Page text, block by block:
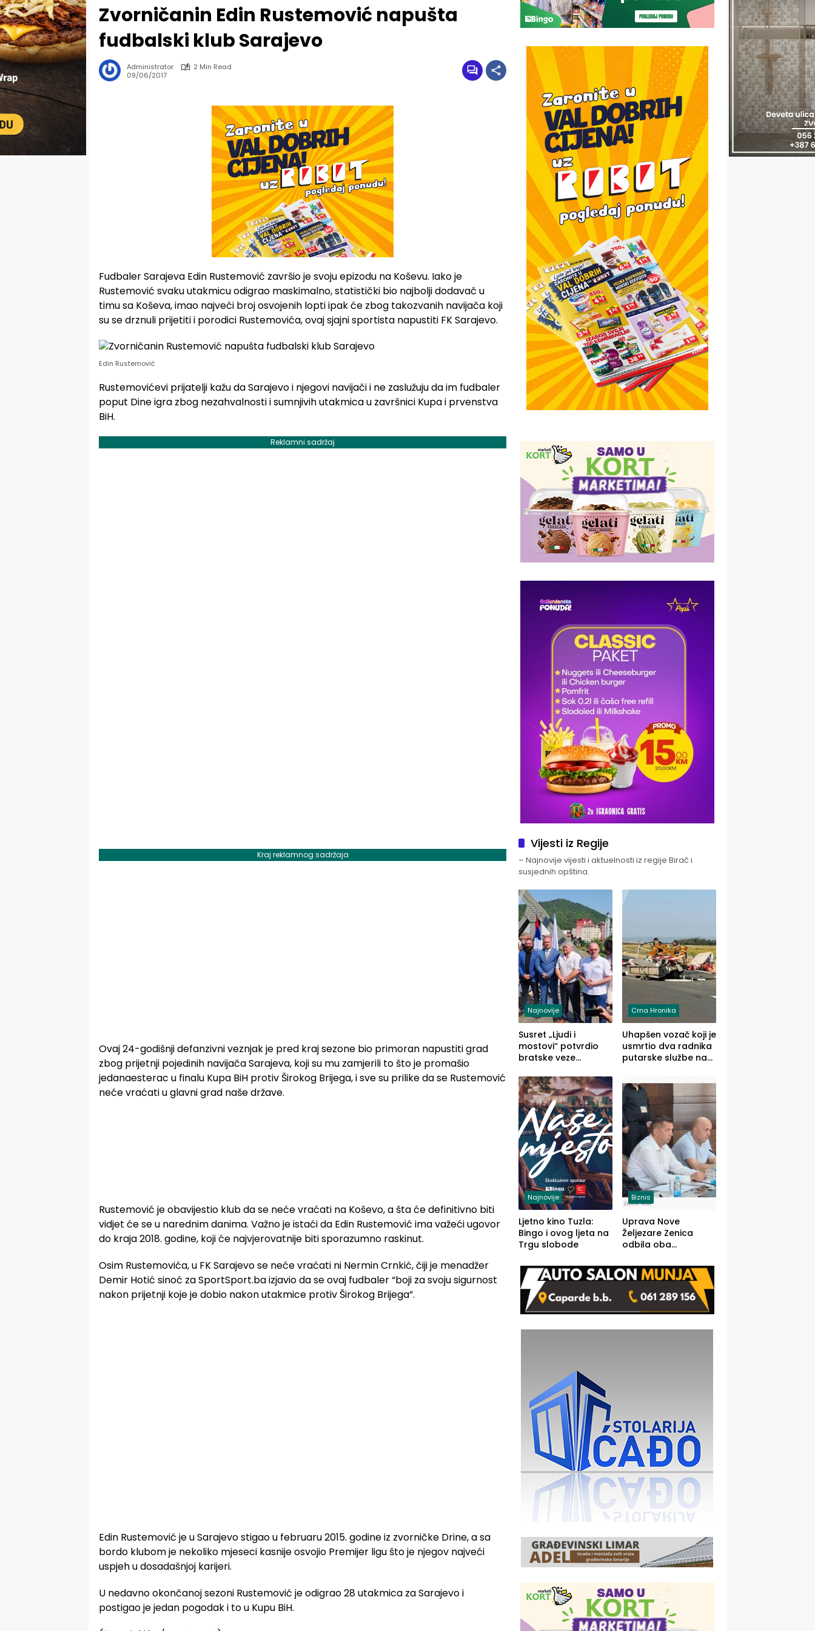
Zvorničanin Edin Rustemović napušta
fudbalski klub Sarajevo
Administrator
2 Min Read
09/06/2017
Fudbaler Sarajeva Edin Rustemović završio je svoju epizodu na Koševu. Iako je
Rustemović svaku utakmicu odigrao maskimalno, statistički bio najbolji dodavač u
timu sa Koševa, imao najveći broj osvojenih lopti ipak će zbog takozvanih navijača koji
su se drznuli prijetiti i porodici Rustemovića, ovaj sjajni sportista napustiti FK Sarajevo.
Edin Rustemović
Rustemovićevi prijatelji kažu da Sarajevo i njegovi navijači i ne zaslužuju da im fudbaler
poput Dine igra zbog nezahvalnosti i sumnjivih utakmica u završnici Kupa i prvenstva
BiH.
Reklamni sadržaj
Kraj reklamnog sadržaja
Ovaj 24-godišnji defanzivni veznjak je pred kraj sezone bio primoran napustiti grad
zbog prijetnji pojedinih navijača Sarajeva, koji su mu zamjerili to što je promašio
jedanaesterac u finalu Kupa BiH protiv Širokog Brijega, i sve su prilike da se Rustemović
neće vraćati u glavni grad naše države.
Rustemović je obavijestio klub da se neće vraćati na Koševo, a šta će definitivno biti
vidjet će se u narednim danima. Važno je istaći da Edin Rustemović ima važeći ugovor
do kraja 2018. godine, koji će najvjerovatnije biti sporazumno raskinut.
Osim Rustemovića, u FK Sarajevo se neće vraćati ni Nermin Crnkić, čiji je menadžer
Demir Hotić sinoć za SportSport.ba izjavio da se ovaj fudbaler “boji za svoju sigurnost
nakon prijetnji koje je dobio nakon utakmice protiv Širokog Brijega”.
Edin Rustemović je u Sarajevo stigao u februaru 2015. godine iz zvorničke Drine, a sa
bordo klubom je nekoliko mjeseci kasnije osvojio Premijer ligu što je njegov najveći
uspjeh u dosadašnjoj karijeri.
U nedavno okončanoj sezoni Rustemović je odigrao 28 utakmica za Sarajevo i
postigao je jedan pogodak i to u Kupu BiH.
Vijesti iz Regije
– Najnovije vijesti i aktuelnosti iz regije Birač i
susjednih opština.
Najnovije
Susret „Ljudi i
mostovi“ potvrdio
bratske veze
Zvornika
Crna Hronika
Uhapšen vozač koji je
usmrtio dva radnika
putarske službe na
prema Šapcu
(FOTO)
Najnovije
Ljetno kino Tuzla:
Bingo i ovog ljeta na
Trgu slobode
Biznis
Uprava Nove
Željezare Zenica
odbila oba
FBiH: Ustrajni da je
stečaj jedino rješenje